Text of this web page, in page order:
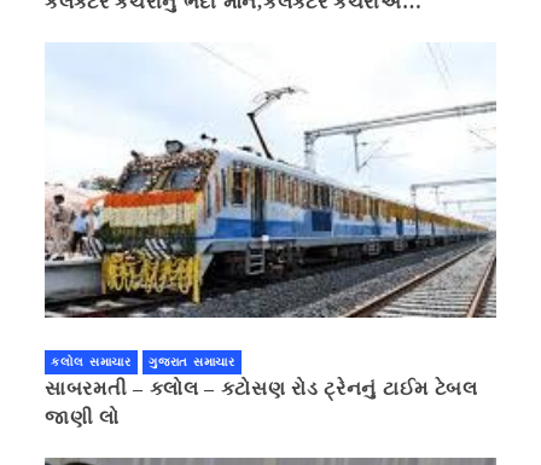
કલોલ સમાચાર ગુજરાત સમાચાર
સાબરમતી – કલોલ – કટોસણ રોડ ટ્રેનનું ટાઈમ ટેબલ
જાણી લો